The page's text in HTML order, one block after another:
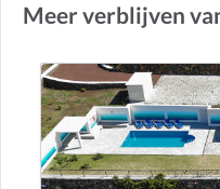
Meer verblijven